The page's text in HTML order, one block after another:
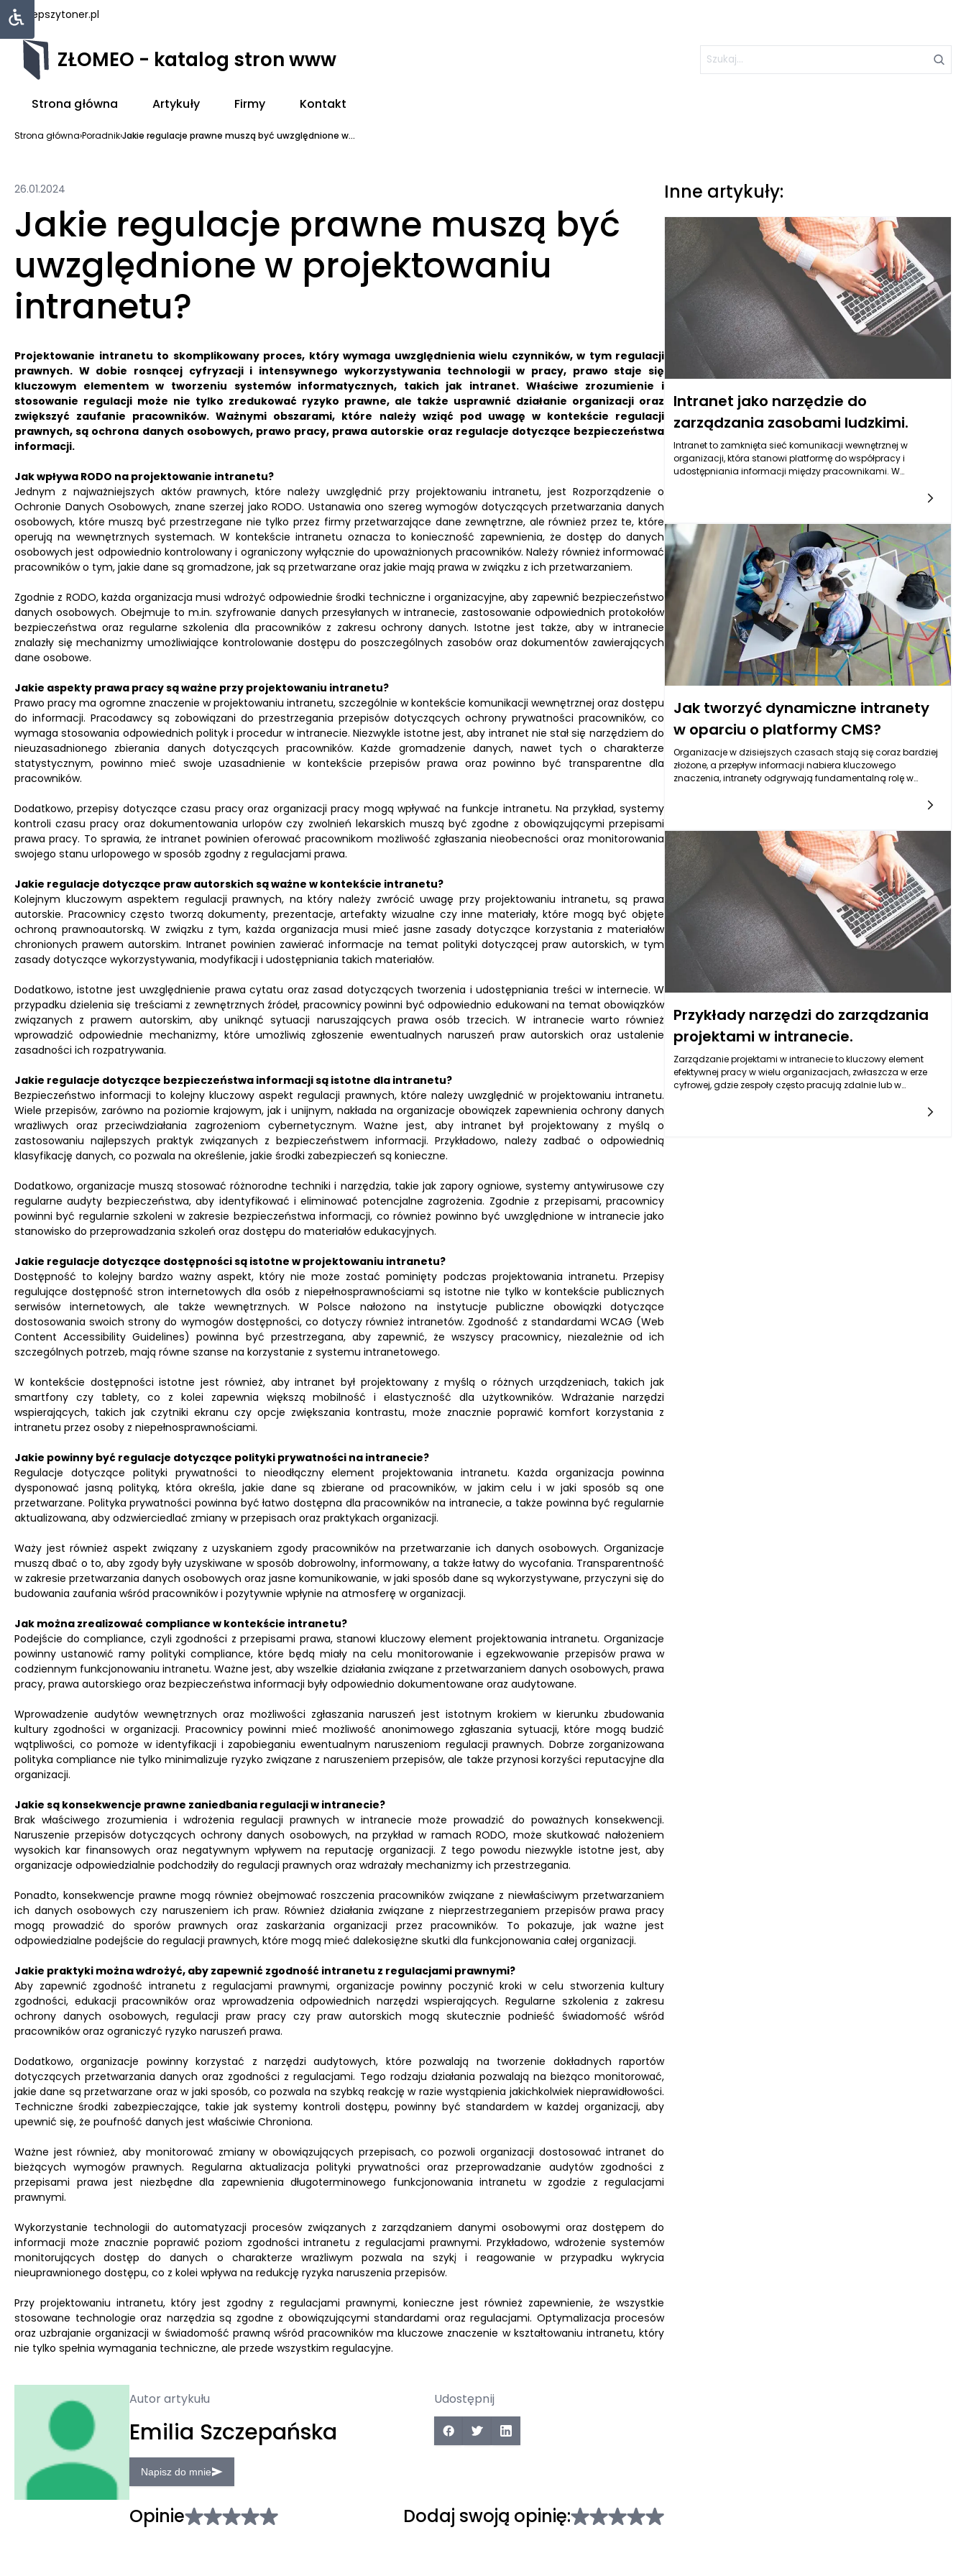
najlepszytoner.pl
ZŁOMEO - katalog stron www
Strona główna Artykuły Firmy Kontakt
Strona główna›Poradnik›Jakie regulacje prawne muszą być uwzględnione w...
26.01.2024
Jakie regulacje prawne muszą być
uwzględnione w projektowaniu
intranetu?
Projektowanie intranetu to skomplikowany proces, który wymaga uwzględnienia wielu czynników, w tym regulacji
prawnych. W dobie rosnącej cyfryzacji i intensywnego wykorzystywania technologii w pracy, prawo staje się
kluczowym elementem w tworzeniu systemów informatycznych, takich jak intranet. Właściwe zrozumienie i
stosowanie regulacji może nie tylko zredukować ryzyko prawne, ale także usprawnić działanie organizacji oraz
zwiększyć zaufanie pracowników. Ważnymi obszarami, które należy wziąć pod uwagę w kontekście regulacji
prawnych, są ochrona danych osobowych, prawo pracy, prawa autorskie oraz regulacje dotyczące bezpieczeństwa
informacji.
Jak wpływa RODO na projektowanie intranetu?
Jednym z najważniejszych aktów prawnych, które należy uwzględnić przy projektowaniu intranetu, jest Rozporządzenie o
Ochronie Danych Osobowych, znane szerzej jako RODO. Ustanawia ono szereg wymogów dotyczących przetwarzania danych
osobowych, które muszą być przestrzegane nie tylko przez firmy przetwarzające dane zewnętrzne, ale również przez te, które
operują na wewnętrznych systemach. W kontekście intranetu oznacza to konieczność zapewnienia, że dostęp do danych
osobowych jest odpowiednio kontrolowany i ograniczony wyłącznie do upoważnionych pracowników. Należy również informować
pracowników o tym, jakie dane są gromadzone, jak są przetwarzane oraz jakie mają prawa w związku z ich przetwarzaniem.
Zgodnie z RODO, każda organizacja musi wdrożyć odpowiednie środki techniczne i organizacyjne, aby zapewnić bezpieczeństwo
danych osobowych. Obejmuje to m.in. szyfrowanie danych przesyłanych w intranecie, zastosowanie odpowiednich protokołów
bezpieczeństwa oraz regularne szkolenia dla pracowników z zakresu ochrony danych. Istotne jest także, aby w intranecie
znalazły się mechanizmy umożliwiające kontrolowanie dostępu do poszczególnych zasobów oraz dokumentów zawierających
dane osobowe.
Jakie aspekty prawa pracy są ważne przy projektowaniu intranetu?
Prawo pracy ma ogromne znaczenie w projektowaniu intranetu, szczególnie w kontekście komunikacji wewnętrznej oraz dostępu
do informacji. Pracodawcy są zobowiązani do przestrzegania przepisów dotyczących ochrony prywatności pracowników, co
wymaga stosowania odpowiednich polityk i procedur w intranecie. Niezwykle istotne jest, aby intranet nie stał się narzędziem do
nieuzasadnionego zbierania danych dotyczących pracowników. Każde gromadzenie danych, nawet tych o charakterze
statystycznym, powinno mieć swoje uzasadnienie w kontekście przepisów prawa oraz powinno być transparentne dla
pracowników.
Dodatkowo, przepisy dotyczące czasu pracy oraz organizacji pracy mogą wpływać na funkcje intranetu. Na przykład, systemy
kontroli czasu pracy oraz dokumentowania urlopów czy zwolnień lekarskich muszą być zgodne z obowiązującymi przepisami
prawa pracy. To sprawia, że intranet powinien oferować pracownikom możliwość zgłaszania nieobecności oraz monitorowania
swojego stanu urlopowego w sposób zgodny z regulacjami prawa.
Jakie regulacje dotyczące praw autorskich są ważne w kontekście intranetu?
Kolejnym kluczowym aspektem regulacji prawnych, na który należy zwrócić uwagę przy projektowaniu intranetu, są prawa
autorskie. Pracownicy często tworzą dokumenty, prezentacje, artefakty wizualne czy inne materiały, które mogą być objęte
ochroną prawnoautorską. W związku z tym, każda organizacja musi mieć jasne zasady dotyczące korzystania z materiałów
chronionych prawem autorskim. Intranet powinien zawierać informacje na temat polityki dotyczącej praw autorskich, w tym
zasady dotyczące wykorzystywania, modyfikacji i udostępniania takich materiałów.
Dodatkowo, istotne jest uwzględnienie prawa cytatu oraz zasad dotyczących tworzenia i udostępniania treści w internecie. W
przypadku dzielenia się treściami z zewnętrznych źródeł, pracownicy powinni być odpowiednio edukowani na temat obowiązków
związanych z prawem autorskim, aby uniknąć sytuacji naruszających prawa osób trzecich. W intranecie warto również
wprowadzić odpowiednie mechanizmy, które umożliwią zgłoszenie ewentualnych naruszeń praw autorskich oraz ustalenie
zasadności ich rozpatrywania.
Jakie regulacje dotyczące bezpieczeństwa informacji są istotne dla intranetu?
Bezpieczeństwo informacji to kolejny kluczowy aspekt regulacji prawnych, które należy uwzględnić w projektowaniu intranetu.
Wiele przepisów, zarówno na poziomie krajowym, jak i unijnym, nakłada na organizacje obowiązek zapewnienia ochrony danych
wrażliwych oraz przeciwdziałania zagrożeniom cybernetycznym. Ważne jest, aby intranet był projektowany z myślą o
zastosowaniu najlepszych praktyk związanych z bezpieczeństwem informacji. Przykładowo, należy zadbać o odpowiednią
klasyfikację danych, co pozwala na określenie, jakie środki zabezpieczeń są konieczne.
Dodatkowo, organizacje muszą stosować różnorodne techniki i narzędzia, takie jak zapory ogniowe, systemy antywirusowe czy
regularne audyty bezpieczeństwa, aby identyfikować i eliminować potencjalne zagrożenia. Zgodnie z przepisami, pracownicy
powinni być regularnie szkoleni w zakresie bezpieczeństwa informacji, co również powinno być uwzględnione w intranecie jako
stanowisko do przeprowadzania szkoleń oraz dostępu do materiałów edukacyjnych.
Jakie regulacje dotyczące dostępności są istotne w projektowaniu intranetu?
Dostępność to kolejny bardzo ważny aspekt, który nie może zostać pominięty podczas projektowania intranetu. Przepisy
regulujące dostępność stron internetowych dla osób z niepełnosprawnościami są istotne nie tylko w kontekście publicznych
serwisów internetowych, ale także wewnętrznych. W Polsce nałożono na instytucje publiczne obowiązki dotyczące
dostosowania swoich strony do wymogów dostępności, co dotyczy również intranetów. Zgodność z standardami WCAG (Web
Content Accessibility Guidelines) powinna być przestrzegana, aby zapewnić, że wszyscy pracownicy, niezależnie od ich
szczególnych potrzeb, mają równe szanse na korzystanie z systemu intranetowego.
W kontekście dostępności istotne jest również, aby intranet był projektowany z myślą o różnych urządzeniach, takich jak
smartfony czy tablety, co z kolei zapewnia większą mobilność i elastyczność dla użytkowników. Wdrażanie narzędzi
wspierających, takich jak czytniki ekranu czy opcje zwiększania kontrastu, może znacznie poprawić komfort korzystania z
intranetu przez osoby z niepełnosprawnościami.
Jakie powinny być regulacje dotyczące polityki prywatności na intranecie?
Regulacje dotyczące polityki prywatności to nieodłączny element projektowania intranetu. Każda organizacja powinna
dysponować jasną polityką, która określa, jakie dane są zbierane od pracowników, w jakim celu i w jaki sposób są one
przetwarzane. Polityka prywatności powinna być łatwo dostępna dla pracowników na intranecie, a także powinna być regularnie
aktualizowana, aby odzwierciedlać zmiany w przepisach oraz praktykach organizacji.
Waży jest również aspekt związany z uzyskaniem zgody pracowników na przetwarzanie ich danych osobowych. Organizacje
muszą dbać o to, aby zgody były uzyskiwane w sposób dobrowolny, informowany, a także łatwy do wycofania. Transparentność
w zakresie przetwarzania danych osobowych oraz jasne komunikowanie, w jaki sposób dane są wykorzystywane, przyczyni się do
budowania zaufania wśród pracowników i pozytywnie wpłynie na atmosferę w organizacji.
Jak można zrealizować compliance w kontekście intranetu?
Podejście do compliance, czyli zgodności z przepisami prawa, stanowi kluczowy element projektowania intranetu. Organizacje
powinny ustanowić ramy polityki compliance, które będą miały na celu monitorowanie i egzekwowanie przepisów prawa w
codziennym funkcjonowaniu intranetu. Ważne jest, aby wszelkie działania związane z przetwarzaniem danych osobowych, prawa
pracy, prawa autorskiego oraz bezpieczeństwa informacji były odpowiednio dokumentowane oraz audytowane.
Wprowadzenie audytów wewnętrznych oraz możliwości zgłaszania naruszeń jest istotnym krokiem w kierunku zbudowania
kultury zgodności w organizacji. Pracownicy powinni mieć możliwość anonimowego zgłaszania sytuacji, które mogą budzić
wątpliwości, co pomoże w identyfikacji i zapobieganiu ewentualnym naruszeniom regulacji prawnych. Dobrze zorganizowana
polityka compliance nie tylko minimalizuje ryzyko związane z naruszeniem przepisów, ale także przynosi korzyści reputacyjne dla
organizacji.
Jakie są konsekwencje prawne zaniedbania regulacji w intranecie?
Brak właściwego zrozumienia i wdrożenia regulacji prawnych w intranecie może prowadzić do poważnych konsekwencji.
Naruszenie przepisów dotyczących ochrony danych osobowych, na przykład w ramach RODO, może skutkować nałożeniem
wysokich kar finansowych oraz negatywnym wpływem na reputację organizacji. Z tego powodu niezwykle istotne jest, aby
organizacje odpowiedzialnie podchodziły do regulacji prawnych oraz wdrażały mechanizmy ich przestrzegania.
Ponadto, konsekwencje prawne mogą również obejmować roszczenia pracowników związane z niewłaściwym przetwarzaniem
ich danych osobowych czy naruszeniem ich praw. Również działania związane z nieprzestrzeganiem przepisów prawa pracy
mogą prowadzić do sporów prawnych oraz zaskarżania organizacji przez pracowników. To pokazuje, jak ważne jest
odpowiedzialne podejście do regulacji prawnych, które mogą mieć dalekosiężne skutki dla funkcjonowania całej organizacji.
Jakie praktyki można wdrożyć, aby zapewnić zgodność intranetu z regulacjami prawnymi?
Aby zapewnić zgodność intranetu z regulacjami prawnymi, organizacje powinny poczynić kroki w celu stworzenia kultury
zgodności, edukacji pracowników oraz wprowadzenia odpowiednich narzędzi wspierających. Regularne szkolenia z zakresu
ochrony danych osobowych, regulacji praw pracy czy praw autorskich mogą skutecznie podnieść świadomość wśród
pracowników oraz ograniczyć ryzyko naruszeń prawa.
Dodatkowo, organizacje powinny korzystać z narzędzi audytowych, które pozwalają na tworzenie dokładnych raportów
dotyczących przetwarzania danych oraz zgodności z regulacjami. Tego rodzaju działania pozwalają na bieżąco monitorować,
jakie dane są przetwarzane oraz w jaki sposób, co pozwala na szybką reakcję w razie wystąpienia jakichkolwiek nieprawidłowości.
Techniczne środki zabezpieczające, takie jak systemy kontroli dostępu, powinny być standardem w każdej organizacji, aby
upewnić się, że poufność danych jest właściwie Chroniona.
Ważne jest również, aby monitorować zmiany w obowiązujących przepisach, co pozwoli organizacji dostosować intranet do
bieżących wymogów prawnych. Regularna aktualizacja polityki prywatności oraz przeprowadzanie audytów zgodności z
przepisami prawa jest niezbędne dla zapewnienia długoterminowego funkcjonowania intranetu w zgodzie z regulacjami
prawnymi.
Wykorzystanie technologii do automatyzacji procesów związanych z zarządzaniem danymi osobowymi oraz dostępem do
informacji może znacznie poprawić poziom zgodności intranetu z regulacjami prawnymi. Przykładowo, wdrożenie systemów
monitorujących dostęp do danych o charakterze wrażliwym pozwala na szykį i reagowanie w przypadku wykrycia
nieuprawnionego dostępu, co z kolei wpływa na redukcję ryzyka naruszenia przepisów.
Przy projektowaniu intranetu, który jest zgodny z regulacjami prawnymi, konieczne jest również zapewnienie, że wszystkie
stosowane technologie oraz narzędzia są zgodne z obowiązującymi standardami oraz regulacjami. Optymalizacja procesów
oraz uzbrajanie organizacji w świadomość prawną wśród pracowników ma kluczowe znaczenie w kształtowaniu intranetu, który
nie tylko spełnia wymagania techniczne, ale przede wszystkim regulacyjne.
Autor artykułu
Emilia Szczepańska
Napisz do mnie
Udostępnij
Opinie Dodaj swoją opinię:
Inne artykuły:
Intranet jako narzędzie do
zarządzania zasobami ludzkimi.
Intranet to zamknięta sieć komunikacji wewnętrznej w
organizacji, która stanowi platformę do współpracy i
udostępniania informacji między pracownikami. W
odgrywa kluczową rolę w poprawie efektywności procesów
oraz aplikacji. Dzięki intranetowi, zarządzanie personelem
staje się bardziej zintegrowane i transparentne, co przekłada
się na wzrost zaangażowania pracowników oraz
efektywności całej organizacji. Wspiera on również
komunikację między pracownikami, co jest szczególnie
istotne w czasach zdalnej pracy.
Jak tworzyć dynamiczne intranety
w oparciu o platformy CMS?
Organizacje w dzisiejszych czasach stają się coraz bardziej
złożone, a przepływ informacji nabiera kluczowego
znaczenia, intranety odgrywają fundamentalną rolę w
praktycznym rozwiązaniem, ale także strategicznym krokiem
w kierunku zintegrowania procesów biznesowych. Aby
zrealizować ten cel, należy zrozumieć, czym są platformy
CMS, jakie mają możliwości oraz jak można je wykorzystać
do stworzenia przyjaznego i funkcjonalnego środowiska
Przykłady narzędzi do zarządzania
projektami w intranecie.
Zarządzanie projektami w intranecie to kluczowy element
efektywnej pracy w wielu organizacjach, zwłaszcza w erze
cyfrowej, gdzie zespoły często pracują zdalnie lub w